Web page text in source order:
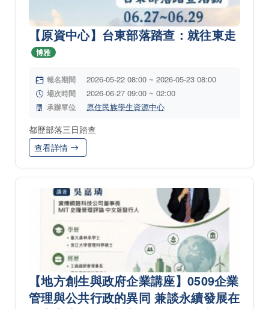
【原資中心】台東部落踏查：就往東走
博雅
報名期間 2026-05-22 08:00 ~ 2026-05-23 08:00
場次時間 2026-06-27 09:00 ~ 02:00
承辦單位 原住民族學生資源中心
都歷部落三日踏查
查看詳情
【地方創生與政府企業講座】0509企業
管理與公共行政的異同 兼談永續發展在